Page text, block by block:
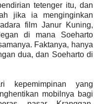
tetenger itu, dan
jika ia menginginkan
film Janur Kuning,
di mana Soeharto
Faktanya, hanya
dua, dan Soeharto di
kepemimpinan yang
mobilnya bagi